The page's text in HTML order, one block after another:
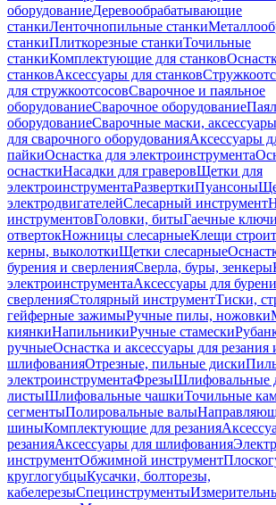
оборудованиеДеревообрабатывающие
станкиЛенточнопильные станки
станкиПлиткорезные станкиТочильные
станкиКомплектующие для станков
станковАксессуары для станков
для стружкоотсосовСварочное и паяльное
оборудованиеСварочное оборудование
оборудованиеСварочные маски, аксессуары
для сварочного оборудованияАксессуары
пайкиОснастка для электроинструмента
оснасткиНасадки для граверовЩетки для
электроинструментаРазверткиПуансоны
электродвигателейСлесарный инструмент
инструментовГоловки, битыГаечные ключи
отвертокНожницы слесарныеКлещи
керны, выколоткиЩетки слесарные
бурения и сверленияСверла, буры, зенкеры
электроинструментаАксессуары для
сверленияСтолярный инструментТиски,
гейферные зажимыРучные пилы, ножовки
киянкиНапильникиРучные стамески
ручныеОснастка и аксессуары для резания
шлифованияОтрезные, пильные диски
электроинструментаФрезыШлифовальные
листыШлифовальные чашкиТочильные
сегментыПолировальные валы
шиныКомплектующие для резания
резанияАксессуары для шлифования
инструментОбжимной инструмент
круглогубцыКусачки, болторезы,
кабелерезыСпецинструменты